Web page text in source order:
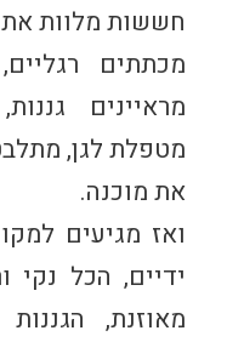
חששות מלוות
מכתתים
מראיינים
מטפלת לגן,
את מוכנה.
ואז מגיעים
ידיים, הכל נקי
מאוזנת,